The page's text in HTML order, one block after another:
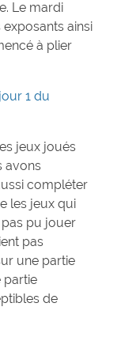
Le mardi
ainsi
à plier
1 du
jeux joués
avons
compléter
les jeux qui
pas pu jouer
pas
une partie
partie
de